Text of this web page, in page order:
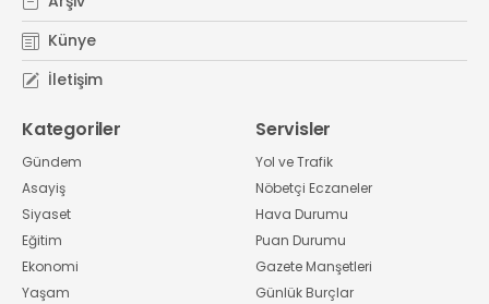
Künye
İletişim
Kategoriler
Gündem
Asayiş
Siyaset
Eğitim
Ekonomi
Yaşam
Servisler
Yol ve Trafik
Nöbetçi Eczaneler
Hava Durumu
Puan Durumu
Gazete Manşetleri
Günlük Burçlar